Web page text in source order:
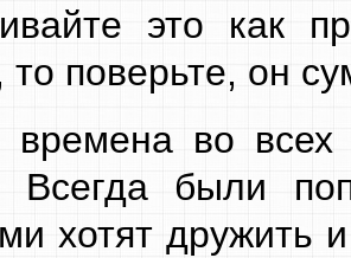
это как
поверьте, он
времена во всех
Всегда были
хотят дружить